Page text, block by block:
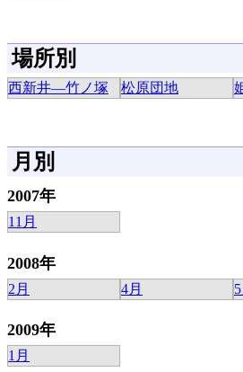
場所別
西新井―竹ノ塚 松原団地
月別
2007年
11月
2008年
2月 4月
2009年
1月